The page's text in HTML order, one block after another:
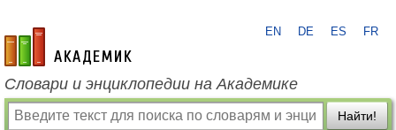
academic.ru
EN DE ES FR
Словари и энциклопедии на Академике
Найти!